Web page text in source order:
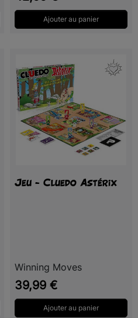
Ajouter au panier
Jeu - Cluedo Astérix
Winning Moves
Prix
39,99 €
Ajouter au panier